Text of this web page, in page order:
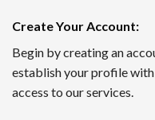
Create Your Account:
Begin by creating an
establish your profile with
access to our services.
ボーナスインフォメーシ